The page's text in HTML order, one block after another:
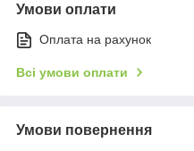
Умови оплати
Оплата на рахунок
Всі умови оплати
Умови повернення